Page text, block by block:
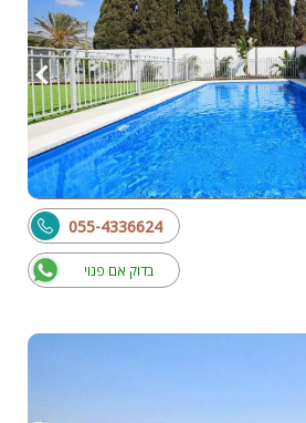
בדוק אם פנוי
055-4336624